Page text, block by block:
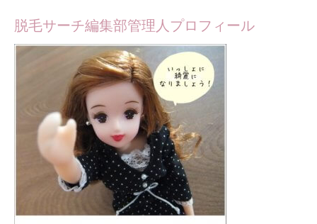
脱毛サーチ編集部管理人プロフィール